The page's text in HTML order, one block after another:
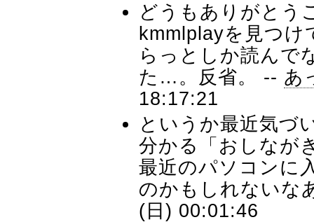
どうもありがと
kmmlplayを見つけ
らっとしか読んで
た…。反省。 -- あ
18:17:21
というか最近気づ
分かる「おしなが
最近のパソコンに
のかもしれないな
(日) 00:01:46